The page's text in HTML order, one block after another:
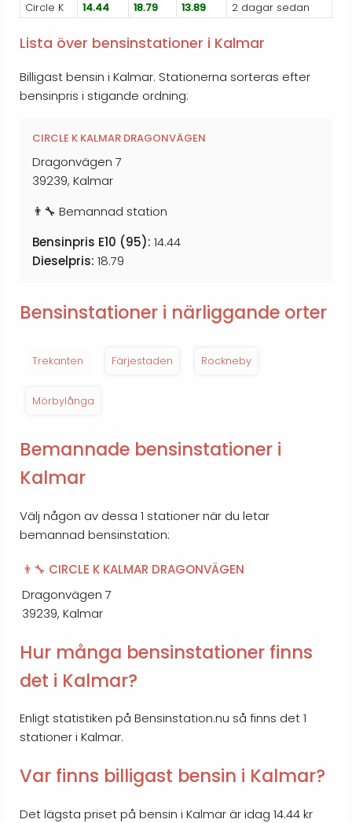
Circle K
14.44 18.79 13.89 2 dagar sedan
Lista över bensinstationer i Kalmar
Billigast bensin i Kalmar. Stationerna sorteras efter
bensinpris i stigande ordning:
CIRCLE K KALMAR DRAGONVÄGEN
Dragonvägen 7
39239, Kalmar
👨‍🔧 Bemannad station
Bensinpris E10 (95): 14.44
Dieselpris: 18.79
Bensinstationer i närliggande orter
Trekanten Färjestaden Rockneby
Mörbylånga
Bemannade bensinstationer i
Kalmar
Välj någon av dessa 1 stationer när du letar
bemannad bensinstation:
👨‍🔧 CIRCLE K KALMAR DRAGONVÄGEN
Dragonvägen 7
39239, Kalmar
Hur många bensinstationer finns
det i Kalmar?
Enligt statistiken på Bensinstation.nu så finns det 1
stationer i Kalmar.
Var finns billigast bensin i Kalmar?
Det lägsta priset på bensin i Kalmar är idag 14.44 kr